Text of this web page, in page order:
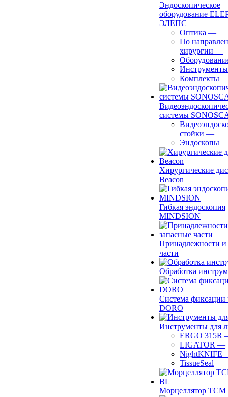
Эндоскопическое
оборудование
ЭЛЕПС
Оптика —
По
хирургии —
Инструменты
Комплекты
системы
стойки —
Эндоскопы
Хирургические
Beacon
Гибкая эндоскопия
MINDSION
Принадлежности и
части
Обработка
Система фиксации
DORO
Инструменты для
ERGO 315R
LIGATOR —
NightKNIFE
TissueSeal
Морцеллятор ТСМ